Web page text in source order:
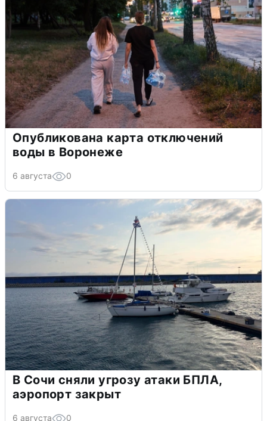
Опубликована карта отключений
воды в Воронеже
6 августа 0
В Сочи сняли угрозу атаки БПЛА,
аэропорт закрыт
6 августа 0